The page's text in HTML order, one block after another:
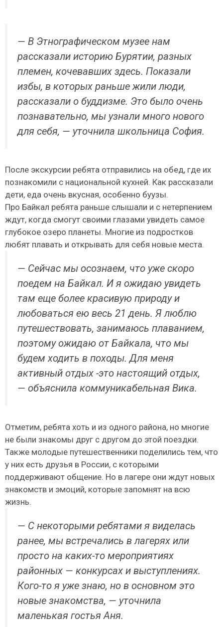
— В Этнографическом музее нам
рассказали историю Бурятии, разных
племен, кочевавших здесь. Показали
избы, в которых раньше жили люди,
рассказали о буддизме. Это было очень
познавательно, мы узнали много нового
для себя, — уточнила школьница София.
После экскурсии ребята отправились на обед, где их
познакомили с национальной кухней. Как рассказали
дети, еда очень вкусная, особенно буузы.
Про Байкал ребята раньше слышали и с нетерпением
ждут, когда смогут своими глазами увидеть самое
глубокое озеро планеты. Многие из подростков
любят плавать и открывать для себя новые места.
— Сейчас мы осознаем, что уже скоро
поедем на Байкал. И я ожидаю увидеть
там еще более красивую природу и
любоваться ею весь 21 день. Я люблю
путешествовать, занимаюсь плаванием,
поэтому ожидаю от Байкала, что мы
будем ходить в походы. Для меня
активный отдых -это настоящий отдых,
— объяснила коммуникабельная Вика.
Отметим, ребята хоть и из одного района, но многие
не были знакомы друг с другом до этой поездки.
Также молодые путешественники поделились тем, что
у них есть друзья в России, с которыми
поддерживают общение. Но в лагере они ждут новых
знакомств и эмоций, которые запомнят на всю
жизнь.
— С некоторыми ребятами я виделась
ранее, мы встречались в лагерях или
просто на каких-то мероприятиях
районных — конкурсах и выступлениях.
Кого-то я уже знаю, но в основном это
новые знакомства, — уточнила
маленькая гостья Аня.